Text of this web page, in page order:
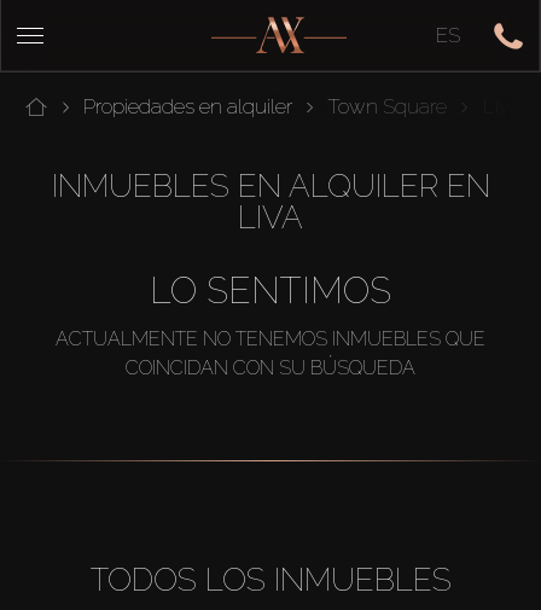
ES
Propiedades en alquiler Town Square
INMUEBLES EN ALQUILER EN
LIVA
LO SENTIMOS
ACTUALMENTE NO TENEMOS INMUEBLES QUE
COINCIDAN CON SU BÚSQUEDA
TODOS LOS INMUEBLES